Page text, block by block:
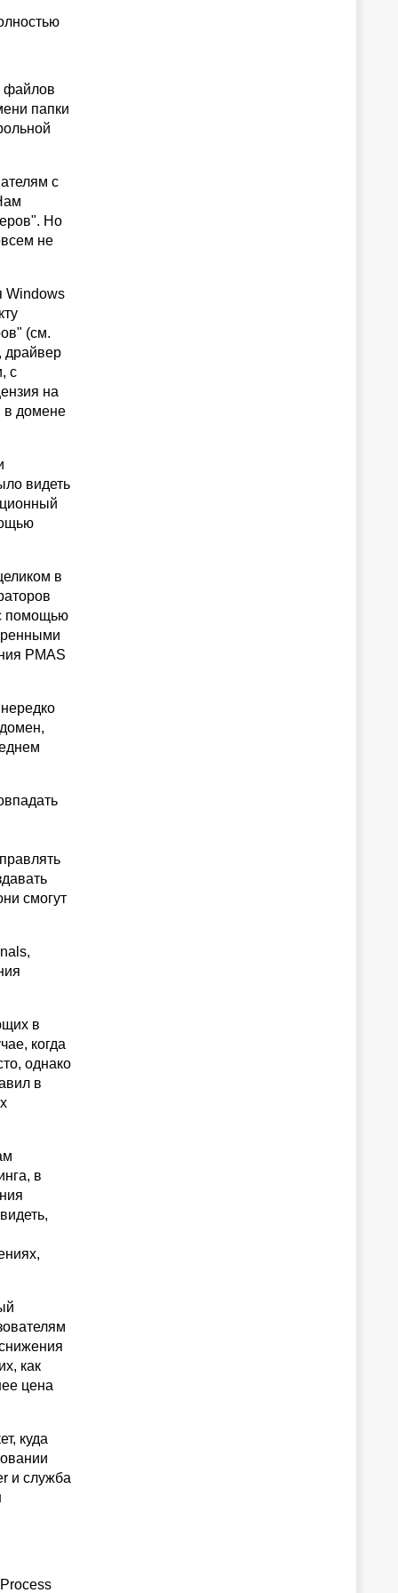
файлов
папки
с
Но
не
Windows
(см.
драйвер
с
на
в домене
видеть
в
помощью
PMAS
смогут
в
когда
однако
в
в
как
цена
куда
и служба